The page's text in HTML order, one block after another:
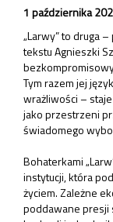
1 października
„Larwy” to druga
tekstu Agnieszki
Tym razem jej
wrażliwości –
jako przestrzeni
świadomego
Bohaterkami
instytucji, która
życiem. Zależne
poddawane presji